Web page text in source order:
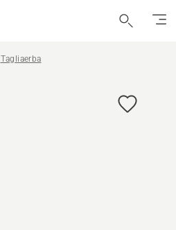
Tagliaerba